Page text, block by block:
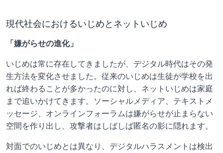
現代社会におけるいじめとネットいじめ
「嫌がらせの進化」
いじめは常に存在してきましたが、デジタル時代はその発
生方法を変化させました。従来のいじめは生徒が学校を出
れば終わることが多かったのに対し、ネットいじめは家庭
まで追いかけてきます。ソーシャルメディア、テキストメ
ッセージ、オンラインフォーラムは嫌がらせが止まらない
空間を作り出し、攻撃者はしばしば匿名の影に隠れます。
対面でのいじめとは異なり、デジタルハラスメントは検出